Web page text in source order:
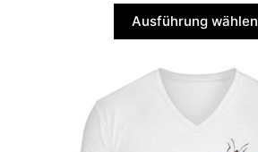
Ausführung wählen
Produkt
weist
Varianten
Optionen
können